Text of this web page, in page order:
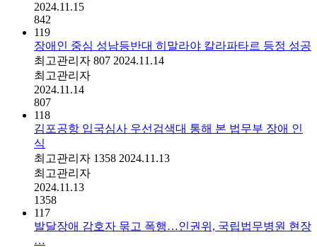
2024.11.15
842
119
장애인 중심 성남등반대 히말라야 칼라파타르 등정 성공
최고관리자 807 2024.11.14
최고관리자
2024.11.14
807
118
김포공항 입국심사 우선검색대 통해 본 법무부 장애 인
식
최고관리자 1358 2024.11.13
최고관리자
2024.11.13
1358
117
발달장애 감호자 묶고 폭행…인권위, 국립법무병원 현장
…